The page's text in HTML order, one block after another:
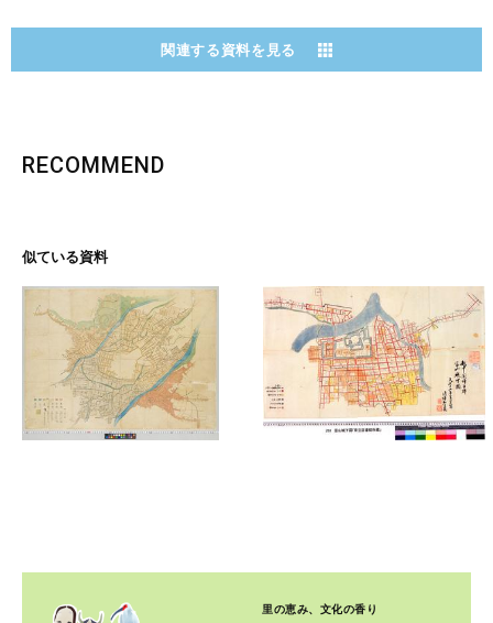
関連する資料を見る
RECOMMEND
似ている資料
里の恵み、文化の香り